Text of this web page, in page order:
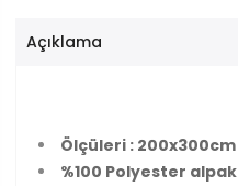
Açıklama
Ölçüleri : 200x300cm
%100 Polyester